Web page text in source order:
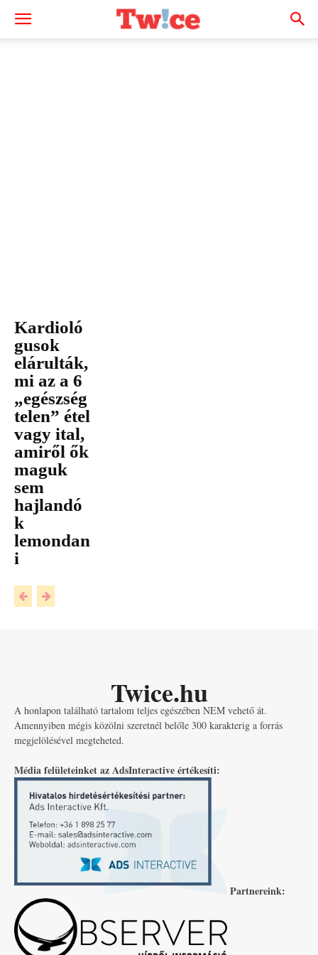
Kardioló
gusok
elárulták,
mi az a 6
„egészség
telen” étel
vagy ital,
amiről ők
maguk
sem
hajlandó
k
lemondan
i
Twice.hu
A honlapon található tartalom teljes egészében NEM vehető át.
Amennyiben mégis közölni szeretnél belőle 300 karakterig a forrás
megjelölésével megteheted.
Média felületeinket az AdsInteractive értékesíti:
Partnereink: